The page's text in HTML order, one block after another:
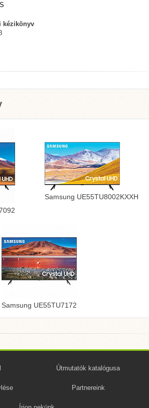
kézikönyv
Samsung UE55TU8002KXXH
Samsung UE55TU7172
Útmutatók katalógusa
Partnereink